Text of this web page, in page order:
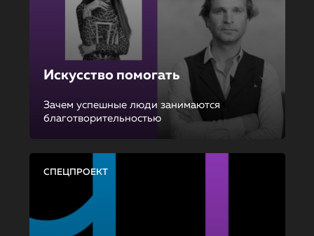
Искусство помогать
Зачем успешные люди занимаются
благотворительностью
СПЕЦПРОЕКТ